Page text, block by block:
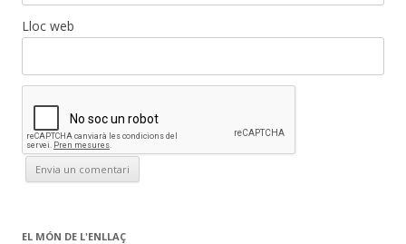
Lloc web
EL MÓN DE L'ENLLAÇ